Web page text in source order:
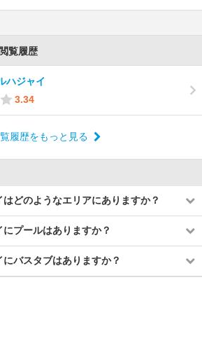
覧履歴
ハジャイ
3.34
履歴をもっと見る
どのようなエリアにありますか？
プールはありますか？
バスタブはありますか？